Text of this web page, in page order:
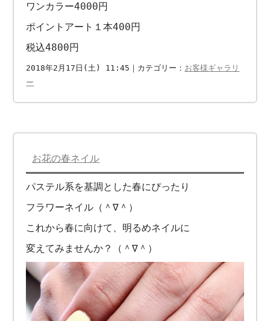
ワンカラー4000円
ポイントアート１本400円
税込4800円
2018年2月17日(土) 11:45｜カテゴリー： お客様ギャラリ
ー
お花の春ネイル
パステル系を基調とした春にぴったり
フラワーネイル（＾∇＾）
これから春に向けて、明るめネイルに
変えてみませんか？（＾∇＾）